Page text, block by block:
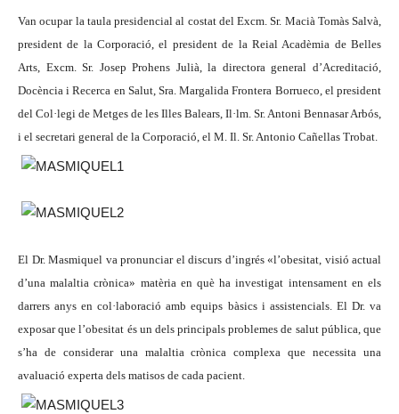
Van ocupar la taula presidencial al costat del Excm. Sr. Macià Tomàs Salvà,
president de la Corporació, el president de la Reial Acadèmia de Belles
Arts, Excm. Sr. Josep Prohens Julià, la directora general d’Acreditació,
Docència i Recerca en Salut, Sra. Margalida Frontera Borrueco, el president
del Col·legi de Metges de les Illes Balears, Il·lm. Sr. Antoni Bennasar Arbós,
i el secretari general de la Corporació, el M. Il. Sr. Antonio Cañellas Trobat.
El Dr. Masmiquel va pronunciar el discurs d’ingrés «l’obesitat, visió actual
d’una malaltia crònica» matèria en què ha investigat intensament en els
darrers anys en col·laboració amb equips bàsics i assistencials. El Dr. va
exposar que l’obesitat és un dels principals problemes de salut pública, que
s’ha de considerar una malaltia crònica complexa que necessita una
avaluació experta dels matisos de cada pacient.